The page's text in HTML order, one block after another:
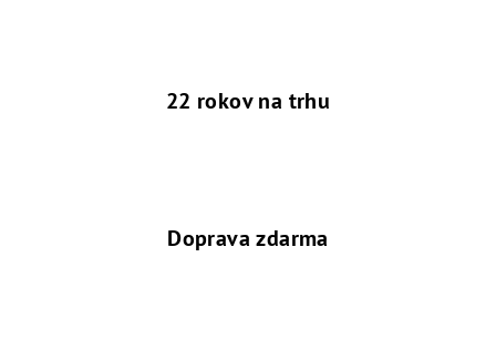
22 rokov na trhu
Doprava zdarma